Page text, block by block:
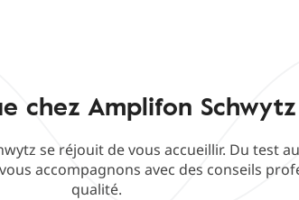
chez Amplifon Schwytz
se réjouit de vous accueillir. Du test
accompagnons avec des conseils
qualité.